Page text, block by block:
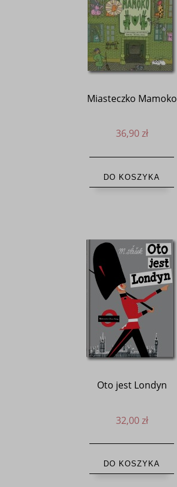
Miasteczko Mamoko
36,90 zł
DO KOSZYKA
Oto jest Londyn
32,00 zł
DO KOSZYKA